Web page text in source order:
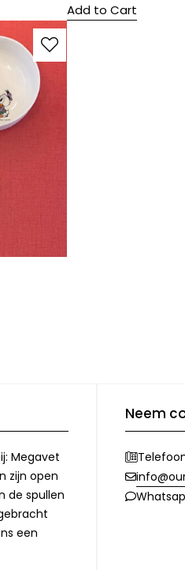
Add to Cart
Megavet
zijn open
de spullen
een
Neem